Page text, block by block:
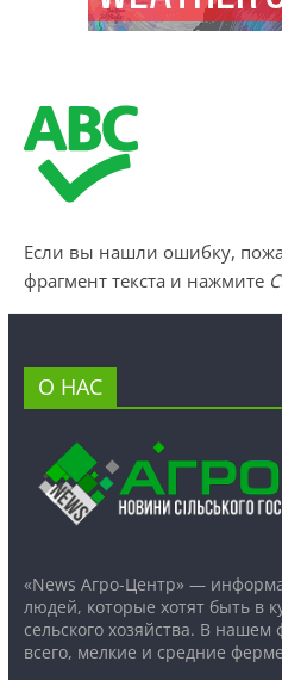
Если вы нашли ошибку,
фрагмент текста и нажмите
О НАС
«News Агро-Центр» —
людей, которые хотят быть в
сельского хозяйства. В нашем
всего, мелкие и средние